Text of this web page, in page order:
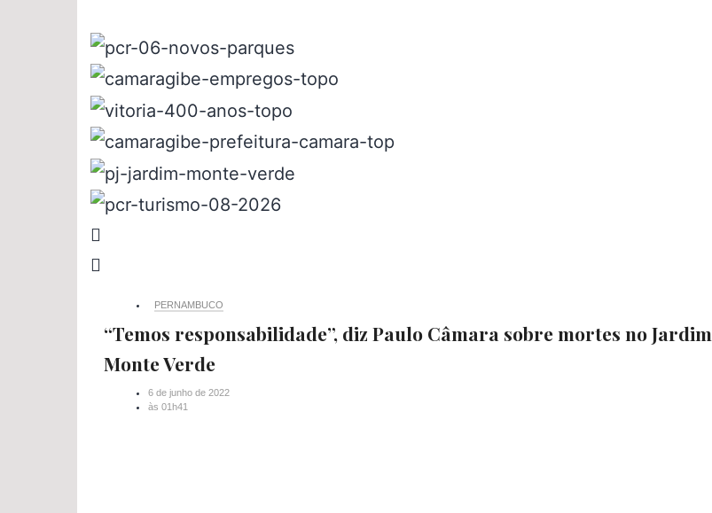
PERNAMBUCO
“Temos responsabilidade”, diz Paulo Câmara sobre mortes no Jardim
Monte Verde
6 de junho de 2022
às 01h41